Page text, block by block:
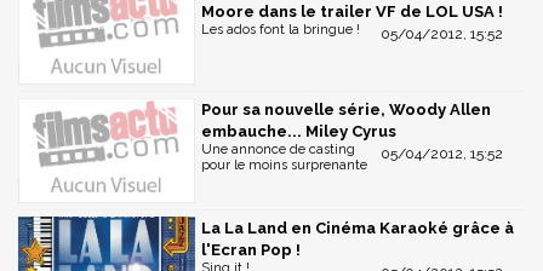
Moore dans le trailer VF de LOL USA !
05/04/2012, 15:52
Les ados font la bringue !
Pour sa nouvelle série, Woody Allen
embauche... Miley Cyrus
05/04/2012, 15:52
Une annonce de casting
pour le moins surprenante
La La Land en Cinéma Karaoké grâce à
l'Ecran Pop !